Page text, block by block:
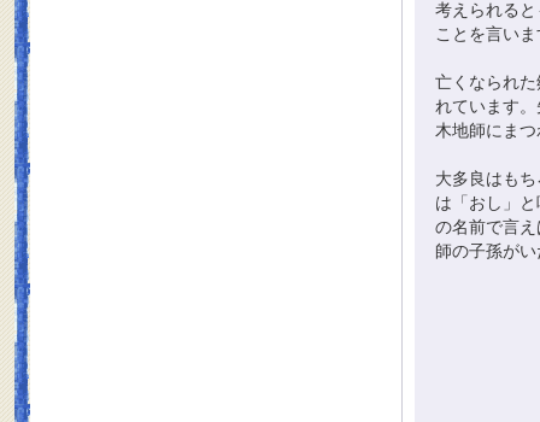
考えられる
ことを言いま
亡くなられ
れています
木地師にま
大多良はも
は「おし」
の名前で言
師の子孫が